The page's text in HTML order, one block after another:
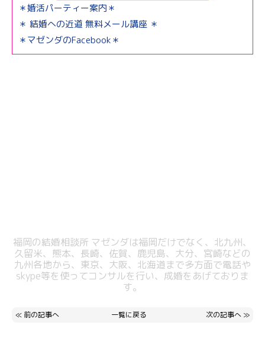
＊婚活パーティー案内＊
＊ 結婚への近道 無料メール講座 ＊
＊マゼンダのFacebook＊
福岡の結婚相談所 マゼンダは福岡だけでなく、北九州、
久留米、熊本、長崎、佐賀、鹿児島、大分、宮崎などの
九州各地から、東京、大阪、北海道まで多方面で電話や
skype等を使ってコンサルを行い、成婚をあげておりま
す。
≪ 前の記事へ 一覧に戻る 次の記事へ ≫